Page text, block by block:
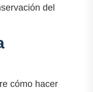
del
cómo hacer